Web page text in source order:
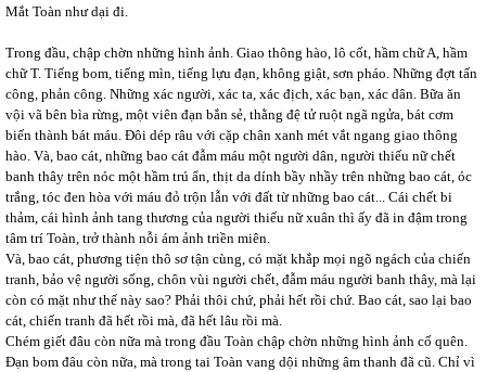
Mắt Toàn như dại đi.
Trong đầu, chập chờn những hình ảnh. Giao thông hào, lô cốt, hầm chữ A, hầm
chữ T. Tiếng bom, tiếng mìn, tiếng lựu đạn, không giật, sơn pháo. Những đợt tấn
công, phản công. Những xác người, xác ta, xác địch, xác bạn, xác dân. Bữa ăn
vội vã bên bìa rừng, một viên đạn bắn sẻ, thằng đệ tử ruột ngã ngửa, bát cơm
biến thành bát máu. Đôi dép râu với cặp chân xanh mét vắt ngang giao thông
hào. Và, bao cát, những bao cát đẫm máu một người dân, người thiếu nữ chết
banh thây trên nóc một hầm trú ẩn, thịt da dính bầy nhầy trên những bao cát, óc
trắng, tóc đen hòa với máu đỏ trộn lẫn với đất từ những bao cát... Cái chết bi
thảm, cái hình ảnh tang thương của người thiếu nữ xuân thì ấy đã in đậm trong
tâm trí Toàn, trở thành nỗi ám ảnh triền miên.
Và, bao cát, phương tiện thô sơ tận cùng, có mặt khắp mọi ngõ ngách của chiến
tranh, bảo vệ người sống, chôn vùi người chết, đẫm máu người banh thây, mà lại
còn có mặt như thế này sao? Phải thôi chứ, phải hết rồi chứ. Bao cát, sao lại bao
cát, chiến tranh đã hết rồi mà, đã hết lâu rồi mà.
Chém giết đâu còn nữa mà trong đầu Toàn chập chờn những hình ảnh cố quên.
Đạn bom đâu còn nữa, mà trong tai Toàn vang dội những âm thanh đã cũ. Chỉ vì